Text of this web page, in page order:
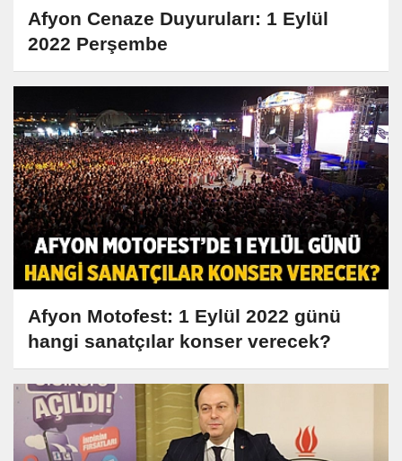
Afyon Cenaze Duyuruları: 1 Eylül
2022 Perşembe
Afyon Motofest: 1 Eylül 2022 günü
hangi sanatçılar konser verecek?